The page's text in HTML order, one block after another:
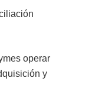
operar
y